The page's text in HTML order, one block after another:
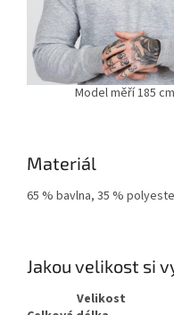
Model měří 185
Materiál
65 % bavlna, 35 %
Jakou velikost si
Velikost